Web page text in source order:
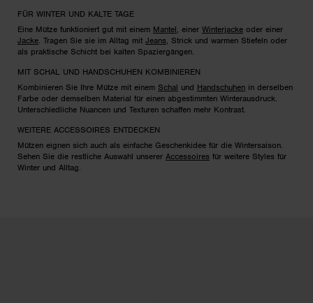
FÜR WINTER UND KALTE TAGE
Eine Mütze funktioniert gut mit einem Mantel, einer Winterjacke oder einer
Jacke. Tragen Sie sie im Alltag mit Jeans, Strick und warmen Stiefeln oder
als praktische Schicht bei kalten Spaziergängen.
MIT SCHAL UND HANDSCHUHEN KOMBINIEREN
Kombinieren Sie Ihre Mütze mit einem Schal und Handschuhen in derselben
Farbe oder demselben Material für einen abgestimmten Winterausdruck.
Unterschiedliche Nuancen und Texturen schaffen mehr Kontrast.
WEITERE ACCESSOIRES ENTDECKEN
Mützen eignen sich auch als einfache Geschenkidee für die Wintersaison.
Sehen Sie die restliche Auswahl unserer Accessoires für weitere Styles für
Winter und Alltag.